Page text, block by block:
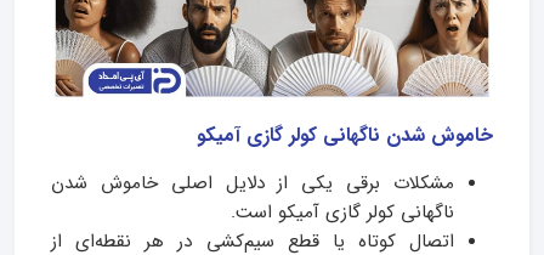
خاموش شدن ناگهانی کولر گازی آمیکو
مشکلات برقی یکی از دلایل اصلی خاموش شدن
ناگهانی کولر گازی آمیکو است.
اتصال کوتاه یا قطع سیم‌کشی در هر نقطه‌ای از